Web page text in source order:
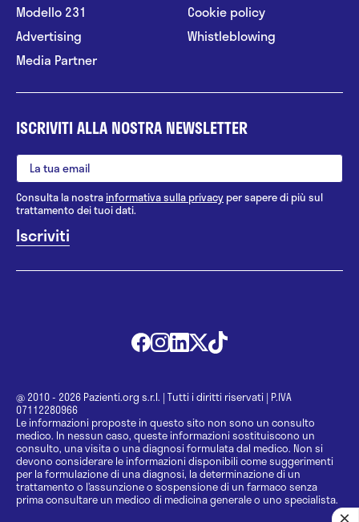
Modello 231
Advertising
Media Partner
Cookie policy
Whistleblowing
ISCRIVITI ALLA NOSTRA NEWSLETTER
Consulta la nostrainformativa sulla privacy per sapere di più sul
trattamento dei tuoi dati.
@ 2010 - 2026 Pazienti.org s.r.l. | Tutti i diritti riservati | P.IVA
07112280966
Le informazioni proposte in questo sito non sono un consulto
medico. In nessun caso, queste informazioni sostituiscono un
consulto, una visita o una diagnosi formulata dal medico. Non si
devono considerare le informazioni disponibili come suggerimenti
per la formulazione di una diagnosi, la determinazione di un
trattamento o l’assunzione o sospensione di un farmaco senza
prima consultare un medico di medicina generale o uno specialista.